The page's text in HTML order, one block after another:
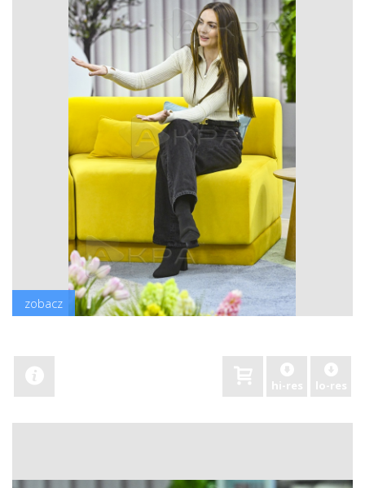
zobacz
hi-res lo-res